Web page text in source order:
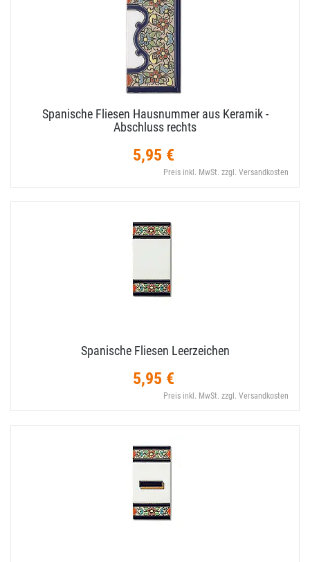
Spanische Fliesen Hausnummer aus Keramik -
Abschluss rechts
5,95 €
Preis inkl. MwSt. zzgl. Versandkosten
Spanische Fliesen Leerzeichen
5,95 €
Preis inkl. MwSt. zzgl. Versandkosten